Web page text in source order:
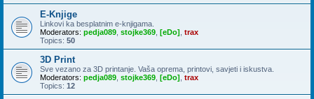
E-Knjige
Linkovi ka besplatnim e-knjigama.
Moderators: pedja089 stojke369 [eDo] trax
Topics: 50
3D Print
Sve vezano za 3D printanje. Vaša oprema, printovi, savjeti i iskustva.
Moderators: pedja089 stojke369 [eDo] trax
Topics: 12